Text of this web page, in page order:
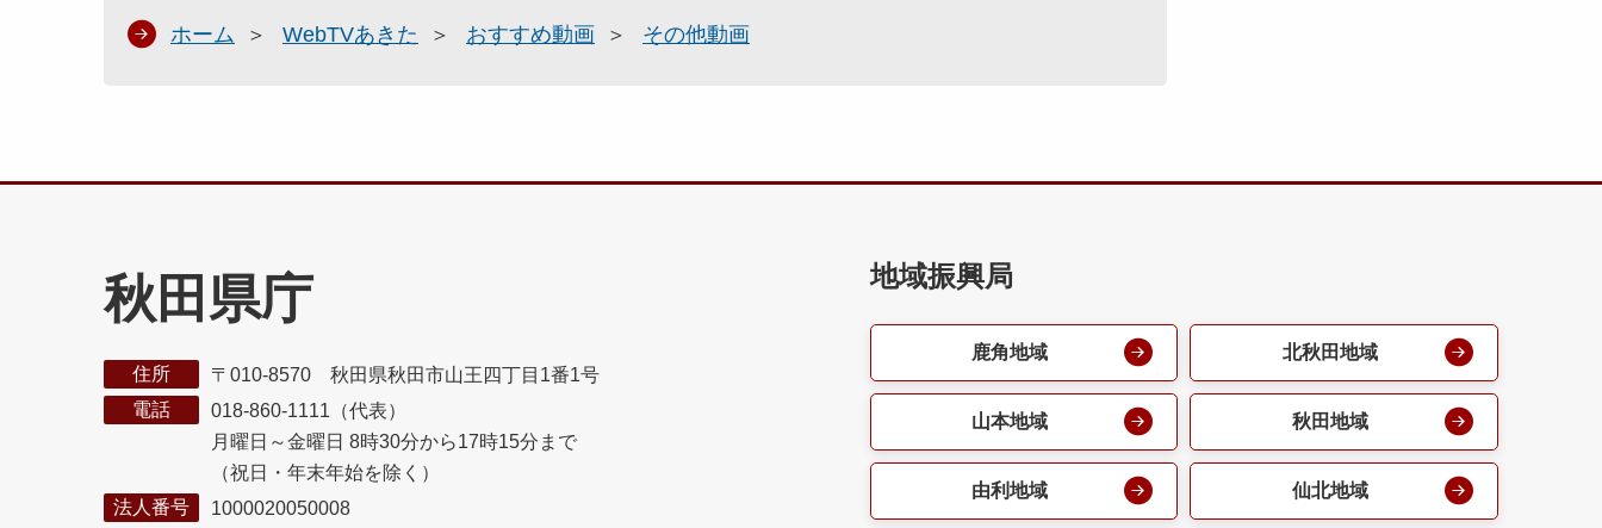
ホーム WebTVあきた おすすめ動画 その他動画
秋田県庁
住所
〒010-8570 秋田県秋田市山王四丁目1番1号
電話
018-860-1111（代表）
月曜日～金曜日 8時30分から17時15分まで
（祝日・年末年始を除く）
法人番号
1000020050008
地域振興局
鹿角地域 北秋田地域
山本地域 秋田地域
由利地域 仙北地域